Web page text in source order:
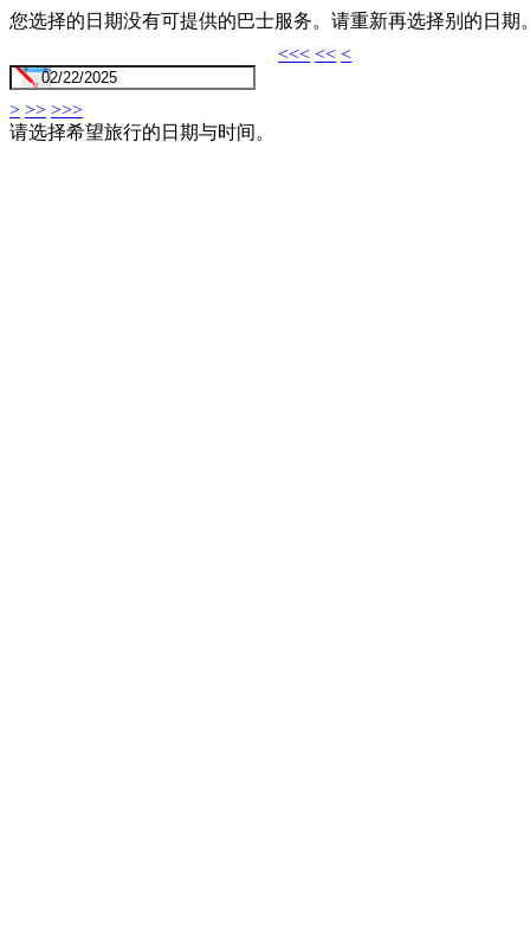
您选择的日期没有可提供的巴士服务。请重新再选择别的日期
<<< << <
> >> >>>
请选择希望旅行的日期与时间。